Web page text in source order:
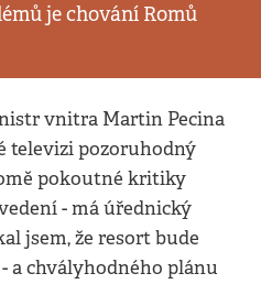
je chování Romů
vnitra Martin Pecina
televizi pozoruhodný
pokoutné kritiky
- má úřednický
jsem, že resort bude
a chvályhodného plánu